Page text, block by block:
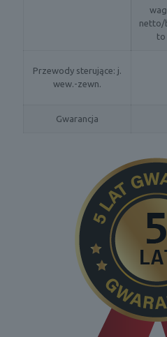
netto/
to
Przewody sterujące: j.
wew.-zewn.
Gwarancja